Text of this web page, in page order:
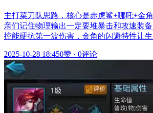
主打菜刀队思路，核心是赤虎鲨+哪吒+金
亲们记住物理输出一定要堆暴击和攻速装
控能硬抗第一波伤害，金角的闪避特性让
2025-10-28 18:450赞 · 0评论